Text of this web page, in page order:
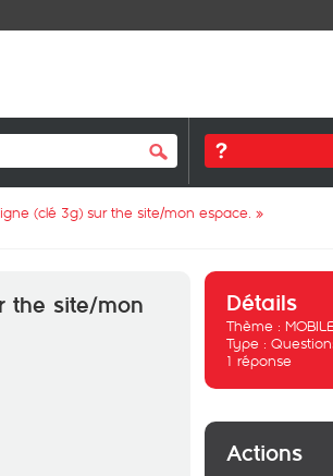
(clé 3g) sur the site/mon espace. »
the site/mon
Détails
Thème :
Type :
1 réponse
Actions